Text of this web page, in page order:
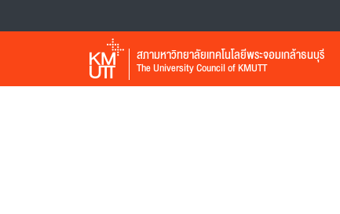
สภามหาวิทยาลัยเทคโนโลยีพระจอมเกล้าธนบุรี
The University Council of KMUTT